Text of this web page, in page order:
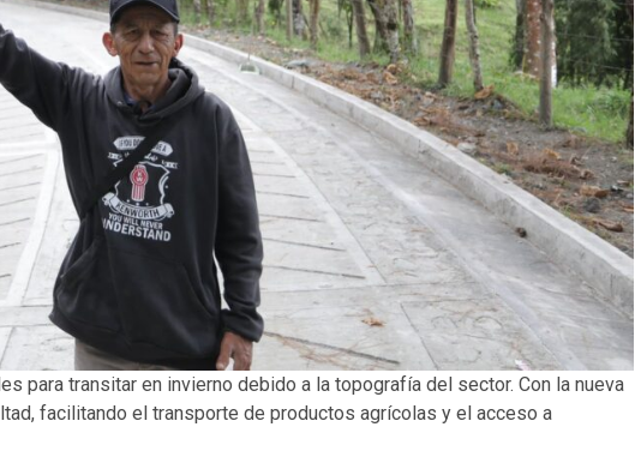
para transitar en invierno debido a la topografía del sector. Con la nueva
facilitando el transporte de productos agrícolas y el acceso a